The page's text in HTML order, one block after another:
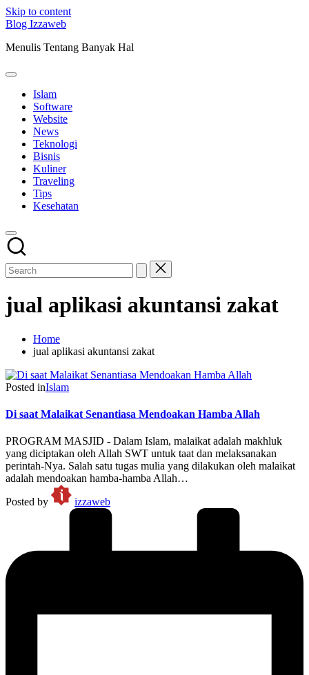
Skip to content
Blog Izzaweb
Menulis Tentang Banyak Hal
Islam
Software
Website
News
Teknologi
Bisnis
Kuliner
Traveling
Tips
Kesehatan
jual aplikasi akuntansi zakat
Home
jual aplikasi akuntansi zakat
Posted inIslam
Di saat Malaikat Senantiasa Mendoakan Hamba Allah
PROGRAM MASJID - Dalam Islam, malaikat adalah makhluk
yang diciptakan oleh Allah SWT untuk taat dan melaksanakan
perintah-Nya. Salah satu tugas mulia yang dilakukan oleh malaikat
adalah mendoakan hamba-hamba Allah…
Posted by
izzaweb